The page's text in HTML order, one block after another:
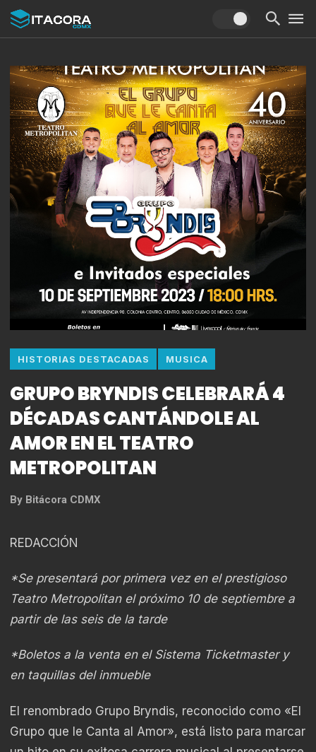
HISTORIAS DESTACADAS MUSICA
GRUPO BRYNDIS CELEBRARÁ 4
DÉCADAS CANTÁNDOLE AL
AMOR EN EL TEATRO
METROPOLITAN
By Bitácora CDMX
REDACCIÓN
*Se presentará por primera vez en el prestigioso
Teatro Metropolitan el próximo 10 de septiembre a
partir de las seis de la tarde
*Boletos a la venta en el Sistema Ticketmaster y
en taquillas del inmueble
El renombrado Grupo Bryndis, reconocido como «El
Grupo que le Canta al Amor», está listo para marcar